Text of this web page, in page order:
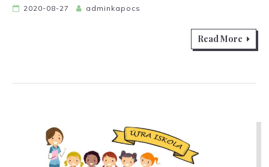
2020-08-27 adminkapocs
Read More